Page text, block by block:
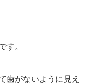
す。
歯がないように見え